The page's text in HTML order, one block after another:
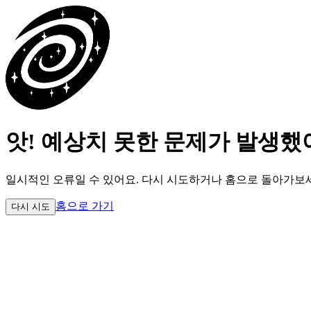
앗! 예상치 못한 문제가 발생했
일시적인 오류일 수 있어요. 다시 시도하거나 홈으로 돌아가보
다시 시도 홈으로 가기